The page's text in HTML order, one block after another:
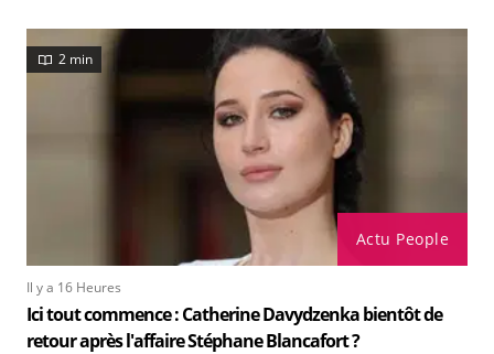
Actu People
2 min
Il y a 16 Heures
Ici tout commence : Catherine Davydzenka bientôt de
retour après l'affaire Stéphane Blancafort ?